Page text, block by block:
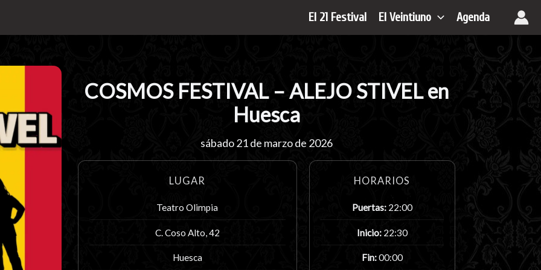
El 21 Festival El Veintiuno Agenda
COSMOS FESTIVAL – ALEJO STIVEL en
Huesca
sábado 21 de marzo de 2026
LUGAR
Teatro Olimpia
C. Coso Alto, 42
Huesca
HORARIOS
Puertas:22:00
Inicio:22:30
Fin:00:00